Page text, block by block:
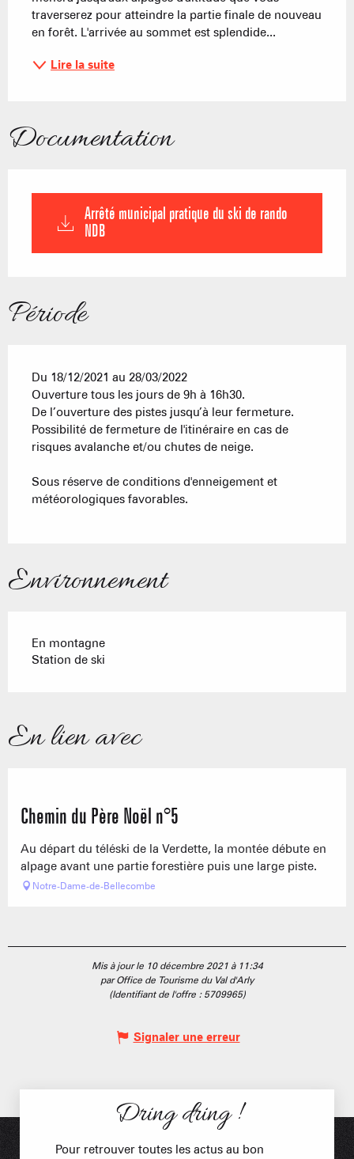
traverserez pour atteindre la partie finale de nouveau
en forêt. L'arrivée au sommet est splendide...
Lire la suite
Documentation
Arrêté municipal pratique du ski de rando
NDB
Période
Du 18/12/2021 au 28/03/2022
Ouverture tous les jours de 9h à 16h30.
De l’ouverture des pistes jusqu’à leur fermeture.
Possibilité de fermeture de l'itinéraire en cas de
risques avalanche et/ou chutes de neige.
Sous réserve de conditions d'enneigement et
météorologiques favorables.
Environnement
En montagne
Station de ski
En lien avec
Chemin du Père Noël n°5
Au départ du téléski de la Verdette, la montée débute en
alpage avant une partie forestière puis une large piste.
Notre-Dame-de-Bellecombe
Mis à jour le 10 décembre 2021 à 11:34
par Office de Tourisme du Val d'Arly
(Identifiant de l'offre : 5709965)
Signaler une erreur
Dring dring !
Pour retrouver toutes les actus au bon